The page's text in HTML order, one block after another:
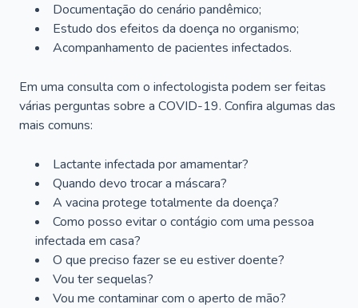
Documentação do cenário pandêmico;
Estudo dos efeitos da doença no organismo;
Acompanhamento de pacientes infectados.
Em uma consulta com o infectologista podem ser feitas
várias perguntas sobre a COVID-19. Confira algumas das
mais comuns:
Lactante infectada por amamentar?
Quando devo trocar a máscara?
A vacina protege totalmente da doença?
Como posso evitar o contágio com uma pessoa
infectada em casa?
O que preciso fazer se eu estiver doente?
Vou ter sequelas?
Vou me contaminar com o aperto de mão?